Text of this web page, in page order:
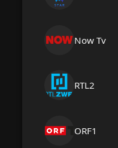
Now Tv
RTL2
ORF1